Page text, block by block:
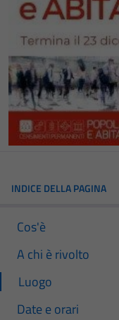
INDICE DELLA PAGINA
Cos'è
A chi è rivolto
Luogo
Date e orari